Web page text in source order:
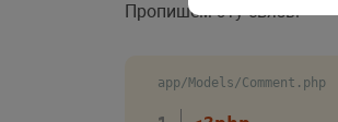
Пропишем эту связь:
app/Models/Comment.php